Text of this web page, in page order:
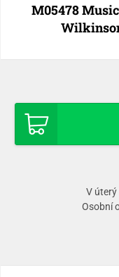
M05478
V úterý
Osobní